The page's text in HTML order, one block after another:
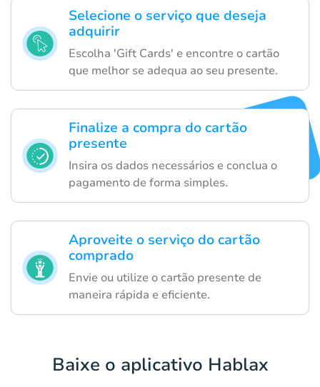
Selecione o serviço que deseja
adquirir
Escolha 'Gift Cards' e encontre o cartão
que melhor se adequa ao seu presente.
Finalize a compra do cartão
presente
Insira os dados necessários e conclua o
pagamento de forma simples.
Aproveite o serviço do cartão
comprado
Envie ou utilize o cartão presente de
maneira rápida e eficiente.
Baixe o aplicativo Hablax